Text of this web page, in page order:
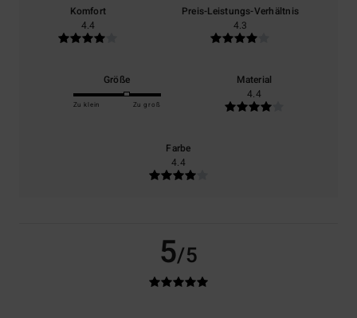
Komfort
4.4
Preis-Leistungs-Verhältnis
4.3
Größe
Zu klein Zu groß
Material
4.4
Farbe
4.4
5/5